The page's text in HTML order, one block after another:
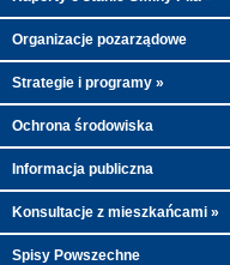
Organizacje pozarządowe
Strategie i programy »
Ochrona środowiska
Informacja publiczna
Konsultacje z mieszkańcami »
Spisy Powszechne